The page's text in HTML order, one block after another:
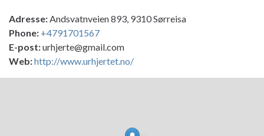
Adresse:Andsvatnveien 893, 9310 Sørreisa
Phone: +4791701567
E-post:urhjerte@gmail.com
Web:http://www.urhjertet.no/